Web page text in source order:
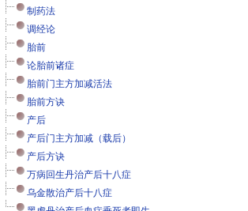
制药法
调经论
胎前
论胎前诸症
胎前门主方加减活法
胎前方诀
产后
产后门主方加减（载后）
产后方诀
万病回生丹治产后十八症
乌金散治产后十八症